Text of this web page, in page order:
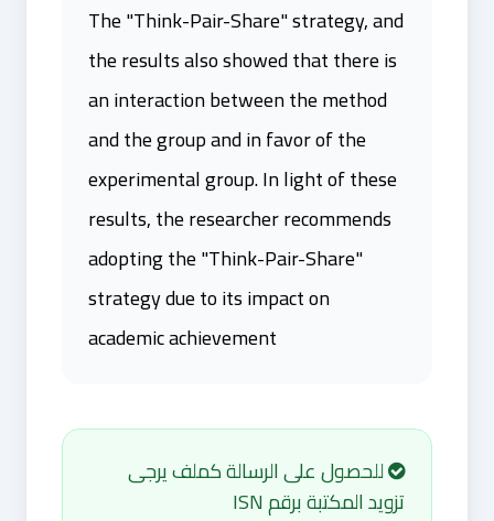
The "Think-Pair-Share" strategy, and
the results also showed that there is
an interaction between the method
and the group and in favor of the
experimental group. In light of these
results, the researcher recommends
adopting the "Think-Pair-Share"
strategy due to its impact on
academic achievement
للحصول على الرسالة كملف يرجى
تزويد المكتبة برقم ISN